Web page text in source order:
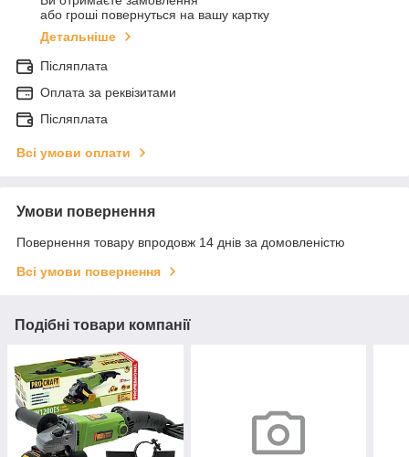
або гроші повернуться на вашу картку
Детальніше
Післяплата
Оплата за реквізитами
Післяплата
Всі умови оплати
Умови повернення
Повернення товару впродовж 14 днів за домовленістю
Всі умови повернення
Подібні товари компанії